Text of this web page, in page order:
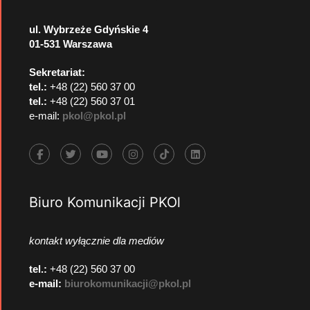
ul. Wybrzeże Gdyńskie 4
01-531 Warszawa
Sekretariat:
tel.: +48 (22) 560 37 00
tel.: +48 (22) 560 37 01
e-mail: pkol@pkol.pl
Biuro Komunikacji PKOl
kontakt wyłącznie dla mediów
tel.: +48 (22) 560 37 00
e-mail: biurokomunikacji@pkol.pl